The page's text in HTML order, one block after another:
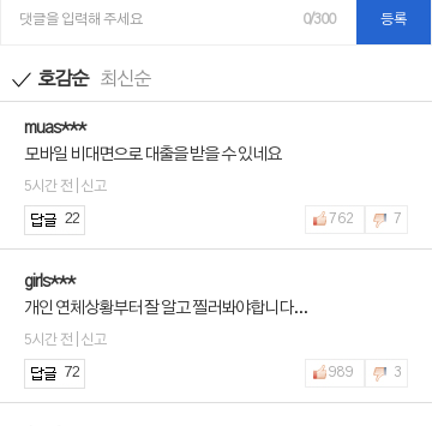
댓글을 입력해 주세요 0/300 등록
호감순 최신순
muas***
모바일 비대면으로 대출을 받을 수 있네요
5시간 전 | 신고
22 762 7
girls***
개인 연체상황부터 잘 알고 찔러봐야합니다...
5시간 전 | 신고
72 989 3